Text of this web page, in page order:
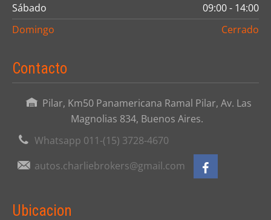
Sábado
09:00 - 14:00
Domingo
Cerrado
Contacto
Pilar, Km50 Panamericana Ramal Pilar, Av. Las
Magnolias 834, Buenos Aires.
Whatsapp 011-(15) 3728-4670
autos.charliebrokers@gmail.com
Ubicacion